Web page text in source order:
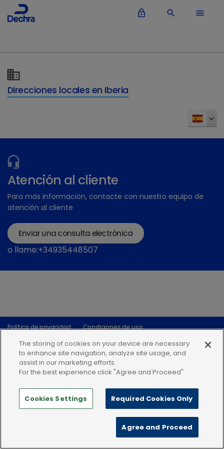
lock_outline search menu
Direcciones locales en Iberia
Atención al cliente
Para más información, contacte con nuestro equipo de
atención al cliente
Enviar una consulta electrónica
o llame:+34935448507
Política de privacidad
Condiciones de uso
Política de Cookies
The storing of cookies on your device are necessary
to enhance site navigation, analyze site usage, and
assist in our marketing efforts.
For the best experience click "Agree and Proceed"
Cookies Settings Required Cookies Only
Agree and Proceed